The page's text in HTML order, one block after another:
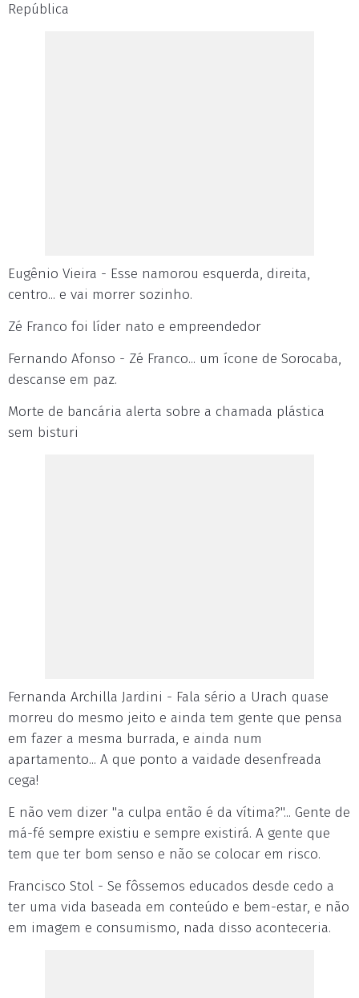
República
Eugênio Vieira - Esse namorou esquerda, direita,
centro... e vai morrer sozinho.
Zé Franco foi líder nato e empreendedor
Fernando Afonso - Zé Franco... um ícone de Sorocaba,
descanse em paz.
Morte de bancária alerta sobre a chamada plástica
sem bisturi
Fernanda Archilla Jardini - Fala sério a Urach quase
morreu do mesmo jeito e ainda tem gente que pensa
em fazer a mesma burrada, e ainda num
apartamento... A que ponto a vaidade desenfreada
cega!
E não vem dizer "a culpa então é da vítima?"... Gente de
má-fé sempre existiu e sempre existirá. A gente que
tem que ter bom senso e não se colocar em risco.
Francisco Stol - Se fôssemos educados desde cedo a
ter uma vida baseada em conteúdo e bem-estar, e não
em imagem e consumismo, nada disso aconteceria.